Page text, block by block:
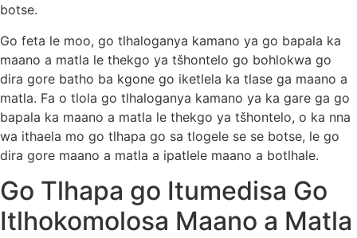
botse.
Go feta le moo, go tlhaloganya kamano ya go bapala ka
maano a matla le thekgo ya tšhontelo go bohlokwa go
dira gore batho ba kgone go iketlela ka tlase ga maano a
matla. Fa o tlola go tlhaloganya kamano ya ka gare ga go
bapala ka maano a matla le thekgo ya tšhontelo, o ka nna
wa ithaela mo go tlhapa go sa tlogele se se botse, le go
dira gore maano a matla a ipatlele maano a botlhale.
Go Tlhapa go Itumedisa Go
Itlhokomolosa Maano a Matla